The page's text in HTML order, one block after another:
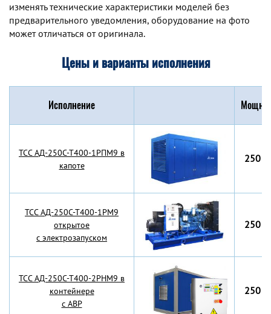
изменять технические характеристики моделей без
предварительного уведомления, оборудование на фото
может отличаться от оригинала.
Цены и варианты исполнения
Исполнение
TCC АД-250С-Т400-1РПМ9 в
капоте
250
TCC АД-250С-Т400-1РМ9
открытое
с электрозапуском
250
TCC АД-250С-Т400-2РНМ9 в
контейнере
с АВР
250